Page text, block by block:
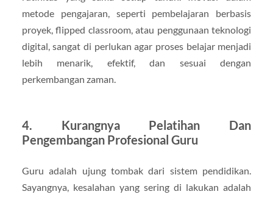
metode pengajaran, seperti pembelajaran berbasis
proyek, flipped classroom, atau penggunaan teknologi
digital, sangat di perlukan agar proses belajar menjadi
lebih menarik, efektif, dan sesuai dengan
perkembangan zaman.
4. Kurangnya Pelatihan Dan
Pengembangan Profesional Guru
Guru adalah ujung tombak dari sistem pendidikan.
Sayangnya, kesalahan yang sering di lakukan adalah